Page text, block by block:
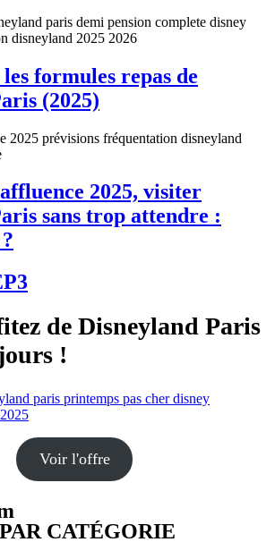
formules repas de
(2025)
2025, visiter
sans trop attendre :
de Disneyland Paris
!
Voir l'offre
CATÉGORIE